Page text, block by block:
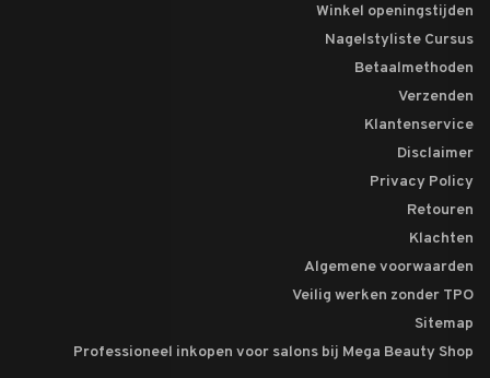
Winkel openingstijden
Nagelstyliste Cursus
Betaalmethoden
Verzenden
Klantenservice
Disclaimer
Privacy Policy
Retouren
Klachten
Algemene voorwaarden
Veilig werken zonder TPO
Sitemap
Professioneel inkopen voor salons bij Mega Beauty Shop